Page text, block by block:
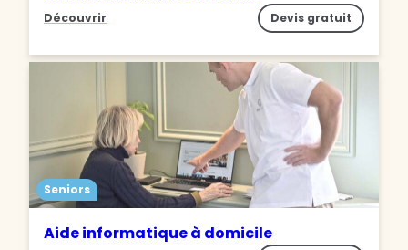
Découvrir Devis gratuit
Seniors
Aide informatique à domicile